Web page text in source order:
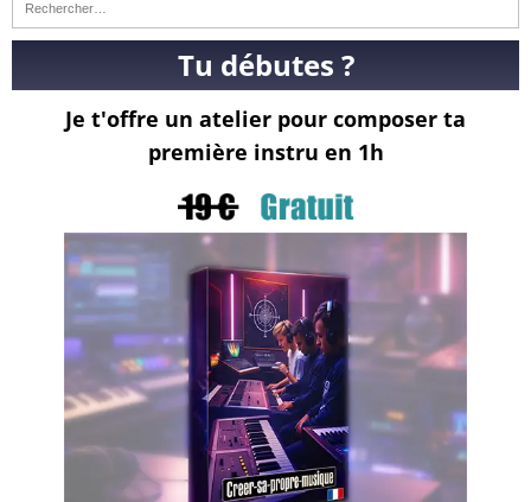
Tu débutes ?
Je t'offre un atelier pour composer ta
première instru en 1h